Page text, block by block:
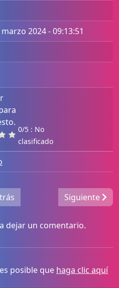
2024 - 09:13:51
0/5 : No
clasificado
Siguiente
dejar un comentario.
posible que haga clic aquí